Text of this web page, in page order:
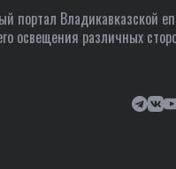
портал Владикавказской
освещения различных